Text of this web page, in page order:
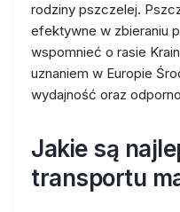
rodziny pszczelej.
efektywne w zbieraniu
wspomnieć o rasie
uznaniem w Europie
wydajność oraz
Jakie są
transportu